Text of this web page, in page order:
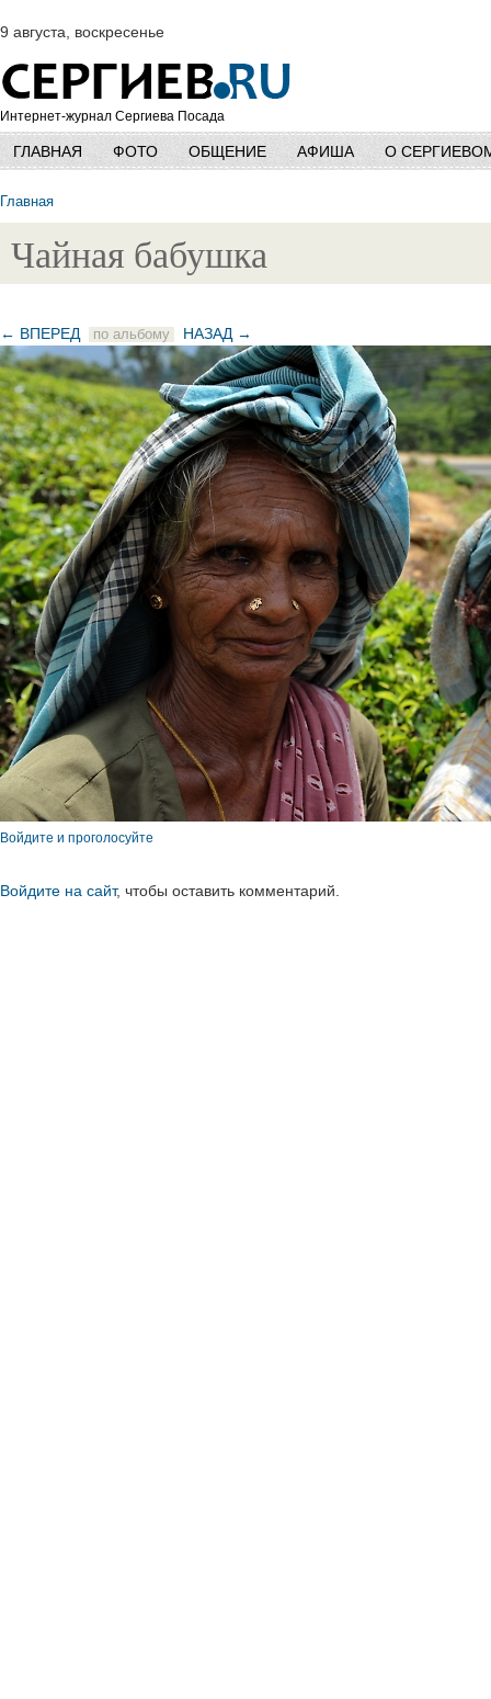
9 августа, воскресенье
Интернет-журнал Сергиева Посада
ГЛАВНАЯ ФОТО ОБЩЕНИЕ АФИША О
Главная
Чайная бабушка
← ВПЕРЕД по альбому НАЗАД →
Войдите и проголосуйте
Войдите на сайт, чтобы оставить комментарий.